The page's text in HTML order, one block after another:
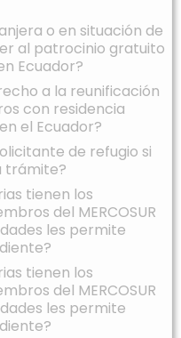
o en situación de
al patrocinio gratuito
Ecuador?
a la reunificación
con residencia
el Ecuador?
de refugio si
trámite?
tienen los
del MERCOSUR
les permite
tienen los
del MERCOSUR
les permite